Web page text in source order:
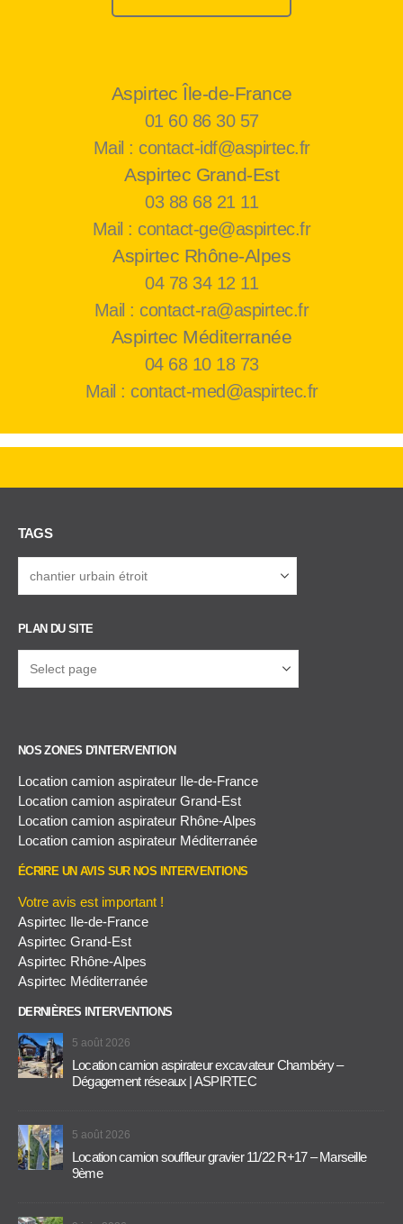
Aspirtec Île-de-France
01 60 86 30 57
Mail : contact-idf@aspirtec.fr
Aspirtec Grand-Est
03 88 68 21 11
Mail : contact-ge@aspirtec.fr
Aspirtec Rhône-Alpes
04 78 34 12 11
Mail : contact-ra@aspirtec.fr
Aspirtec Méditerranée
04 68 10 18 73
Mail : contact-med@aspirtec.fr
TAGS
PLAN DU SITE
NOS ZONES D'INTERVENTION
Location camion aspirateur Ile-de-France
Location camion aspirateur Grand-Est
Location camion aspirateur Rhône-Alpes
Location camion aspirateur Méditerranée
ÉCRIRE UN AVIS SUR NOS INTERVENTIONS
Votre avis est important !
Aspirtec Ile-de-France
Aspirtec Grand-Est
Aspirtec Rhône-Alpes
Aspirtec Méditerranée
DERNIÈRES INTERVENTIONS
5 août 2026
Location camion aspirateur excavateur Chambéry –
Dégagement réseaux | ASPIRTEC
5 août 2026
Location camion souffleur gravier 11/22 R+17 – Marseille
9ème